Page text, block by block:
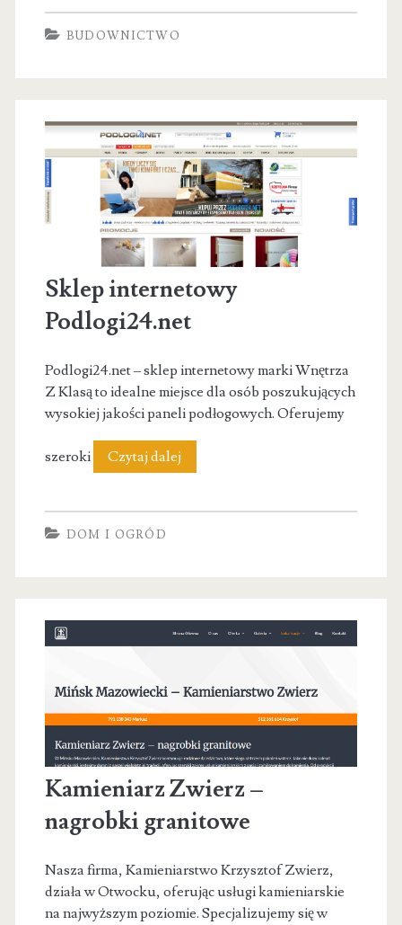
Winylowe
Laminowane
Drewniane
–
Sklep
BUDOWNICTWO
Sklep internetowy
Podlogi24.net
Podlogi24.net – sklep internetowy marki Wnętrza
Z Klasą to idealne miejsce dla osób poszukujących
wysokiej jakości paneli podłogowych. Oferujemy
szeroki Czytaj dalejSklep
DOM I OGRÓD
Kamieniarz Zwierz –
nagrobki granitowe
Nasza firma, Kamieniarstwo Krzysztof Zwierz,
działa w Otwocku, oferując usługi kamieniarskie
na najwyższym poziomie. Specjalizujemy się w